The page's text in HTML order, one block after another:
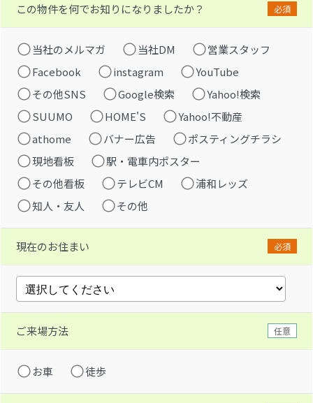
この物件を何でお知りになりましたか？ 必須
当社のメルマガ 当社DM
営業スタッフ
Facebook
instagram
YouTube
その他SNS
Google検索
Yahoo!検索
SUUMO
HOME'S
Yahoo!不動産
athome
バナー広告
ポスティングチラシ
現地看板
駅・電車内ポスター
その他看板
テレビCM
浦和レッズ
知人・友人
その他
現在のお住まい 必須
ご来場方法 任意
お車 徒歩